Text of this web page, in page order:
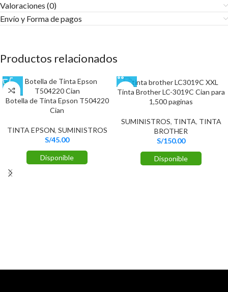
Valoraciones (0)
Envío y Forma de pagos​
Productos relacionados
Botella de Tinta Epson T504220
Cian
TINTA EPSON, SUMINISTROS
S/45.00
Disponible
Tinta Brother LC-3019C Cian para
1,500 paginas
SUMINISTROS, TINTA, TINTA
BROTHER
S/150.00
Disponible